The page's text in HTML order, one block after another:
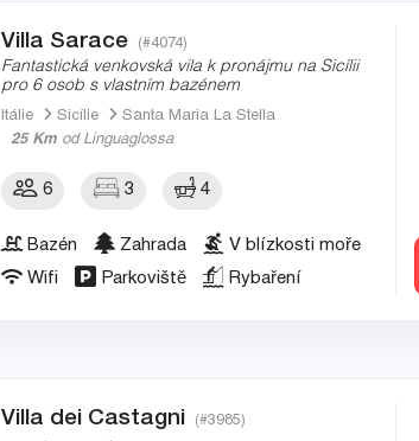
Villa Sarace (#4074)
Fantastická venkovská vila k pronájmu na Sicílii
pro 6 osob s vlastním bazénem
Itálie Sicílie
Santa Maria La Stella
25 Km od Linguaglossa
6 3 4
Bazén Zahrada
V blízkosti moře
Wifi
Parkoviště Rybaření
Villa dei Castagni (#3985)